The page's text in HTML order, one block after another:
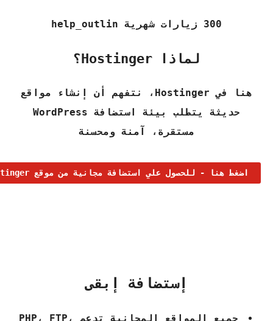
300 زيارات شهرية help_outlin
لماذا Hostinger؟
هنا في Hostinger، نتفهم أن إنشاء مواقع
حديثة يتطلب بيئة استضافة WordPress
مستقرة، آمنة ومحسنة
اضغط هنا - للحصول علي استضافة مجانية من موقع hostinger
إستضافة إبقى
جميع المواقع المجانية تدعم PHP، FTP،